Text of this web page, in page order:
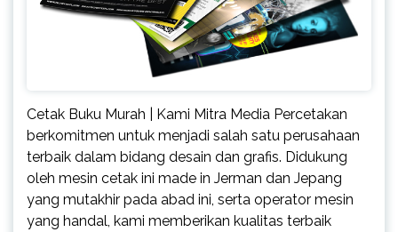
Cetak Buku Murah | Kami Mitra Media Percetakan
berkomitmen untuk menjadi salah satu perusahaan
terbaik dalam bidang desain dan grafis. Didukung
oleh mesin cetak ini made in Jerman dan Jepang
yang mutakhir pada abad ini, serta operator mesin
yang handal, kami memberikan kualitas terbaik